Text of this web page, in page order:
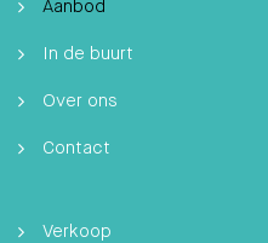
Aanbod
In de buurt
Over ons
Contact
Verkoop